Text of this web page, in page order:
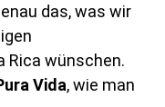
das, was wir
Rica wünschen.
Vida, wie man